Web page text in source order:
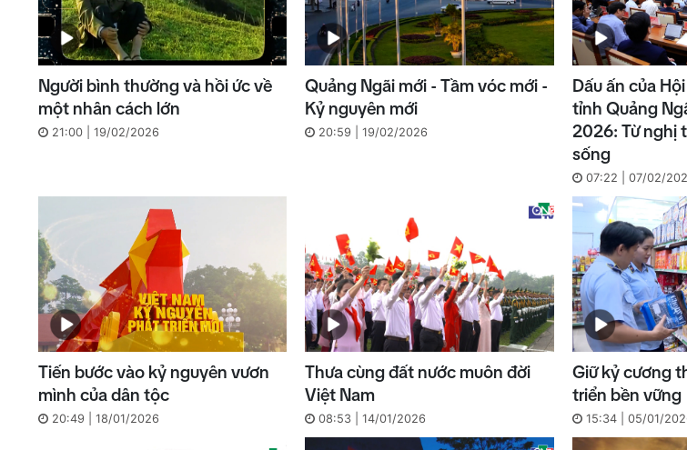
Người bình thường và hồi ức về
một nhân cách lớn
21:00 | 19/02/2026
Quảng Ngãi mới - Tầm vóc mới -
Kỷ nguyên mới
20:59 | 19/02/2026
Dấu ấn của
tỉnh Quảng
2026: Từ nghị
sống
07:22 | 07/02/
Tiến bước vào kỷ nguyên vươn
mình của dân tộc
20:49 | 18/01/2026
Thưa cùng đất nước muôn đời
Việt Nam
08:53 | 14/01/2026
Giữ kỷ cương
triển bền vững
15:34 | 05/01/